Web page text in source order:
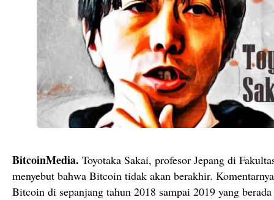
BitcoinMedia. Toyotaka Sakai, profesor Jepang di
menyebut bahwa Bitcoin tidak akan berakhir.
Bitcoin di sepanjang tahun 2018 sampai 2019 yang